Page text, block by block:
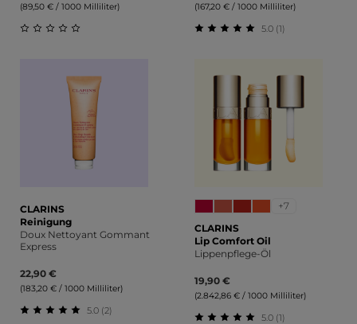
(89,50 € / 1000 Milliliter) (167,20 € / 1000 Milliliter)
5.0 (1)
CLARINS
Reinigung
Doux Nettoyant Gommant
Express
22,90 €
(183,20 € / 1000 Milliliter)
5.0 (2)
+7
CLARINS
Lip Comfort Oil
Lippenpflege-Öl
19,90 €
(2.842,86 € / 1000 Milliliter)
5.0 (1)